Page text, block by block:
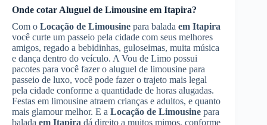
Onde cotar Aluguel de Limousine em Itapira?
Com o Locação de Limousine para balada em Itapira
você curte um passeio pela cidade com seus melhores
amigos, regado a bebidinhas, guloseimas, muita música
e dança dentro do veículo. A Vou de Limo possui
pacotes para você fazer o aluguel de limousine para
passeio de luxo, você pode fazer o trajeto mais legal
pela cidade conforme a quantidade de horas alugadas.
Festas em limousine atraem crianças e adultos, e quanto
mais glamour melhor. E a Locação de Limousine para
balada em Itapira dá direito a muitos mimos, conforme